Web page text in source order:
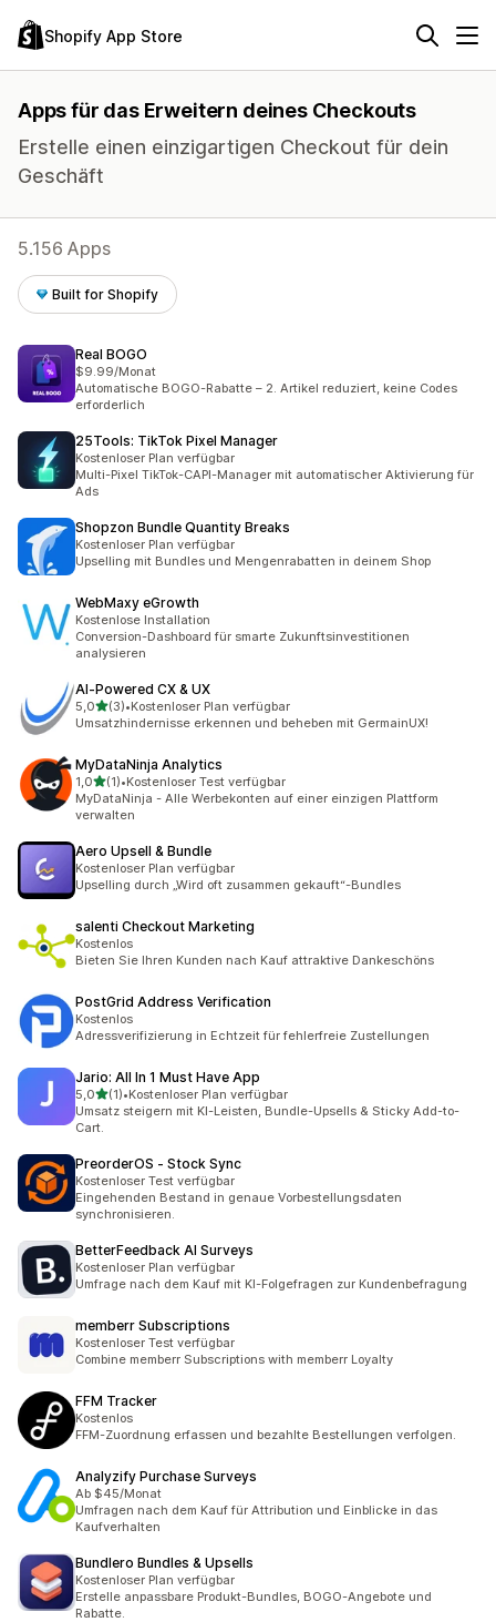
Shopify App Store
Apps für das Erweitern deines Checkouts
Erstelle einen einzigartigen Checkout für dein
Geschäft
5.156 Apps
Built for Shopify
Real BOGO
$9.99/Monat
Automatische BOGO-Rabatte – 2. Artikel reduziert, keine Codes
erforderlich
25Tools: TikTok Pixel Manager
Kostenloser Plan verfügbar
Multi-Pixel TikTok-CAPI-Manager mit automatischer Aktivierung für
Ads
Shopzon Bundle Quantity Breaks
Kostenloser Plan verfügbar
Upselling mit Bundles und Mengenrabatten in deinem Shop
WebMaxy eGrowth
Kostenlose Installation
Conversion-Dashboard für smarte Zukunftsinvestitionen
analysieren
AI‑Powered CX & UX
5,0von 5 Sternen
(3)
3 Rezensionen insgesamt
•Kostenloser Plan verfügbar
Umsatzhindernisse erkennen und beheben mit GermainUX!
MyDataNinja Analytics
1,0von 5 Sternen
(1)
1 Rezensionen insgesamt
•Kostenloser Test verfügbar
MyDataNinja - Alle Werbekonten auf einer einzigen Plattform
verwalten
Aero Upsell & Bundle
Kostenloser Plan verfügbar
Upselling durch „Wird oft zusammen gekauft“-Bundles
salenti Checkout Marketing
Kostenlos
Bieten Sie Ihren Kunden nach Kauf attraktive Dankeschöns
PostGrid Address Verification
Kostenlos
Adressverifizierung in Echtzeit für fehlerfreie Zustellungen
Jario: All In 1 Must Have App
5,0von 5 Sternen
(1)
1 Rezensionen insgesamt
•Kostenloser Plan verfügbar
Umsatz steigern mit KI-Leisten, Bundle-Upsells & Sticky Add-to-
Cart.
PreorderOS ‑ Stock Sync
Kostenloser Test verfügbar
Eingehenden Bestand in genaue Vorbestellungsdaten
synchronisieren.
BetterFeedback AI Surveys
Kostenloser Plan verfügbar
Umfrage nach dem Kauf mit KI-Folgefragen zur Kundenbefragung
memberr Subscriptions
Kostenloser Test verfügbar
Combine memberr Subscriptions with memberr Loyalty
FFM Tracker
Kostenlos
FFM-Zuordnung erfassen und bezahlte Bestellungen verfolgen.
Analyzify Purchase Surveys
Ab $45/Monat
Umfragen nach dem Kauf für Attribution und Einblicke in das
Kaufverhalten
Bundlero Bundles & Upsells
Kostenloser Plan verfügbar
Erstelle anpassbare Produkt-Bundles, BOGO-Angebote und
Rabatte.